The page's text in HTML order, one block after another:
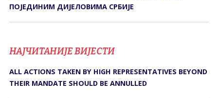
ПОЈЕДИНИМ ДИЈЕЛОВИМА СРБИЈЕ
НАЈЧИТАНИЈЕ ВИЈЕСТИ
ALL ACTIONS TAKEN BY HIGH REPRESENTATIVES BEYOND
THEIR MANDATE SHOULD BE ANNULLED